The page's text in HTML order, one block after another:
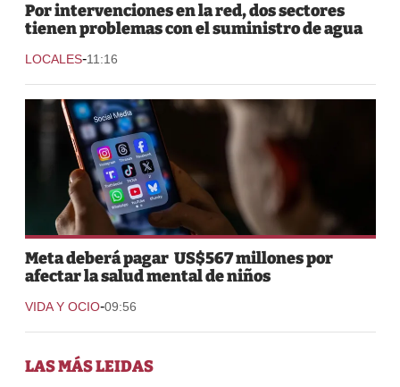
Por intervenciones en la red, dos sectores
tienen problemas con el suministro de agua
LOCALES-11:16
Meta deberá pagar US$567 millones por
afectar la salud mental de niños
VIDA Y OCIO-09:56
LAS MÁS LEIDAS